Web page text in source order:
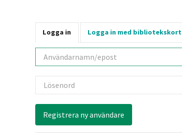
Logga in Logga in med bibliotekskort
Användarnamn
Lösenord
Registrera ny användare